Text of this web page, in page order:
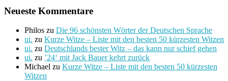
Neueste Kommentare
Philos zu Die 96 schönsten Wörter der Deutschen Sprache
ui. zu Kurze Witze – Liste mit den besten 50 kürzesten Witzen
ui. zu Deutschlands bester Witz – das kann nur schief gehen
ui. zu ’24‘ mit Jack Bauer kehrt zurück
Michael zu Kurze Witze – Liste mit den besten 50 kürzesten
Witzen